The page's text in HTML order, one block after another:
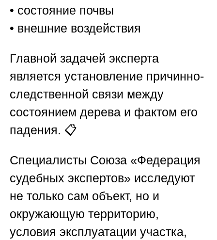
• состояние почвы
• внешние воздействия
Главной задачей эксперта
является установление причинно-
следственной связи между
состоянием дерева и фактом его
падения. 📋
Специалисты Союза «Федерация
судебных экспертов» исследуют
не только сам объект, но и
окружающую территорию,
условия эксплуатации участка,